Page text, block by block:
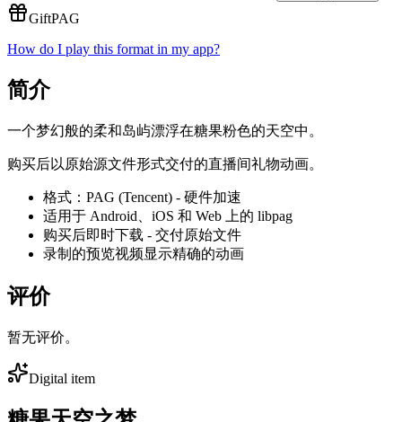
GiftPAG
How do I play this format in my app?
简介
一个梦幻般的柔和岛屿漂浮在糖果粉色的天空中。
购买后以原始源文件形式交付的直播间礼物动画。
格式：PAG (Tencent) - 硬件加速
适用于 Android、iOS 和 Web 上的 libpag
购买后即时下载 - 交付原始文件
录制的预览视频显示精确的动画
评价
暂无评价。
Digital item